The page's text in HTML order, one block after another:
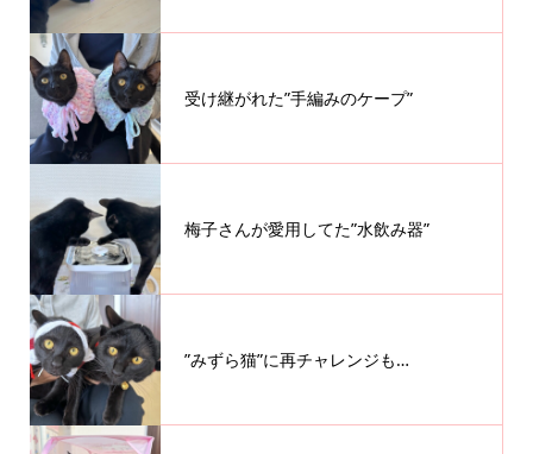
受け継がれた”手編みのケープ”
梅子さんが愛用してた”水飲み器”
”みずら猫”に再チャレンジも…